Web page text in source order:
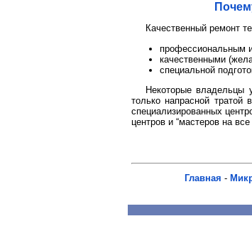
Качественный ремонт
профессиональным
качественными
специальной
Некоторые владельцы
только напрасной
специализированных
центров и “мастеров на все
Главная -